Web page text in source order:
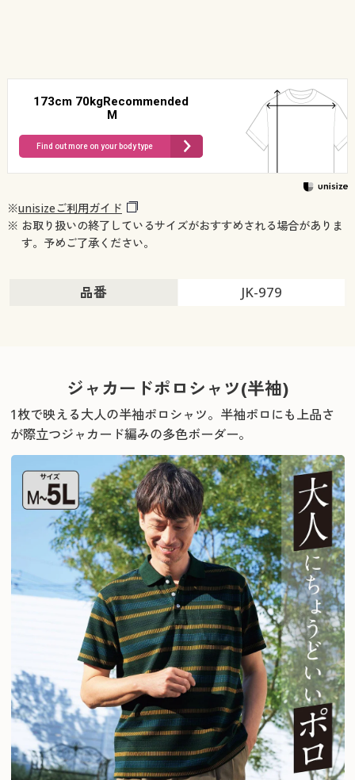
173cm 70kgRecommended
M
Find out more on your body type
※unisizeご利用ガイド
※ お取り扱いの終了しているサイズがおすすめされる場合がありま
す。予めご了承ください。
品番 JK-979
ジャカードポロシャツ(半袖)
1枚で映える大人の半袖ポロシャツ。 半袖ポロにも上品さ
が際立つジャカード編みの多色ボーダー。